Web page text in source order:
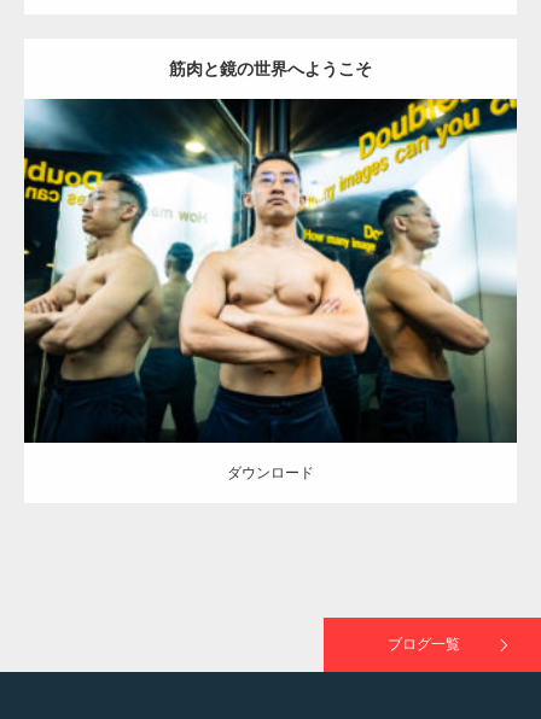
筋肉と鏡の世界へようこそ
Update:2025.10.30
Category:科学技術館のマッチョ オレンジの人 外資系筋肉 大胸筋
ダウンロード
ダウンロード
ブログ一覧
【TV】TBS番組「ひるおび」にてマッスルプ
ラスが紹介されま…
TOKYO FMラジオ番組「ONE MORNING」
で紹介さ…
NHK「所さん！事件ですよ」に取材されまし
た（6/8放送）